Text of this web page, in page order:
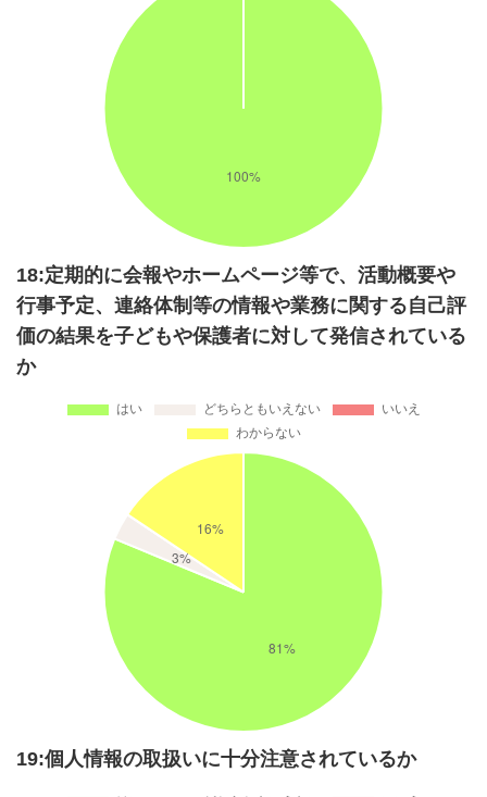
18:定期的に会報やホームページ等で、活動概要や
行事予定、連絡体制等の情報や業務に関する自己評
価の結果を子どもや保護者に対して発信されている
か
19:個人情報の取扱いに十分注意されているか